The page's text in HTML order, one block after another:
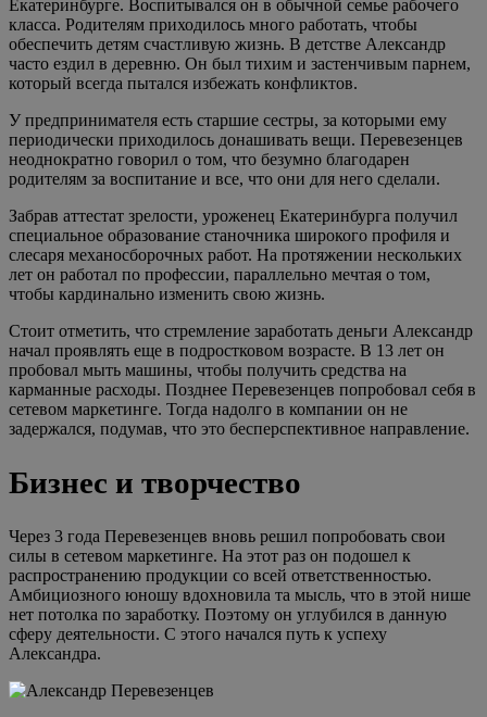
Екатеринбурге. Воспитывался он в обычной семье рабочего
класса. Родителям приходилось много работать, чтобы
обеспечить детям счастливую жизнь. В детстве Александр
часто ездил в деревню. Он был тихим и застенчивым парнем,
который всегда пытался избежать конфликтов.
У предпринимателя есть старшие сестры, за которыми ему
периодически приходилось донашивать вещи. Перевезенцев
неоднократно говорил о том, что безумно благодарен
родителям за воспитание и все, что они для него сделали.
Забрав аттестат зрелости, уроженец Екатеринбурга получил
специальное образование станочника широкого профиля и
слесаря механосборочных работ. На протяжении нескольких
лет он работал по профессии, параллельно мечтая о том,
чтобы кардинально изменить свою жизнь.
Стоит отметить, что стремление заработать деньги Александр
начал проявлять еще в подростковом возрасте. В 13 лет он
пробовал мыть машины, чтобы получить средства на
карманные расходы. Позднее Перевезенцев попробовал себя в
сетевом маркетинге. Тогда надолго в компании он не
задержался, подумав, что это бесперспективное направление.
Бизнес и творчество
Через 3 года Перевезенцев вновь решил попробовать свои
силы в сетевом маркетинге. На этот раз он подошел к
распространению продукции со всей ответственностью.
Амбициозного юношу вдохновила та мысль, что в этой нише
нет потолка по заработку. Поэтому он углубился в данную
сферу деятельности. С этого начался путь к успеху
Александра.